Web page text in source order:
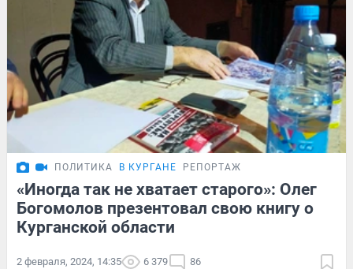
ПОЛИТИКА В КУРГАНЕ РЕПОРТАЖ
«Иногда так не хватает старого»: Олег
Богомолов презентовал свою книгу о
Курганской области
2 февраля, 2024, 14:35 6 379 86